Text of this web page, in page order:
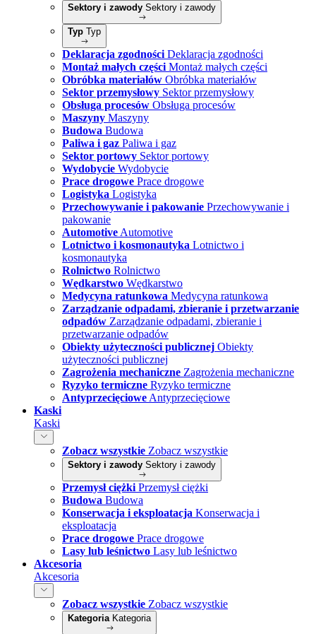
Sektory i zawody Sektory i zawody
Typ Typ
Deklaracja zgodności Deklaracja zgodności
Montaż małych części Montaż małych części
Obróbka materiałów Obróbka materiałów
Sektor przemysłowy Sektor przemysłowy
Obsługa procesów Obsługa procesów
Maszyny Maszyny
Budowa Budowa
Paliwa i gaz Paliwa i gaz
Sektor portowy Sektor portowy
Wydobycie Wydobycie
Prace drogowe Prace drogowe
Logistyka Logistyka
Przechowywanie i pakowanie Przechowywanie i
pakowanie
Automotive Automotive
Lotnictwo i kosmonautyka Lotnictwo i
kosmonautyka
Rolnictwo Rolnictwo
Wędkarstwo Wędkarstwo
Medycyna ratunkowa Medycyna ratunkowa
Zarządzanie odpadami, zbieranie i przetwarzanie
odpadów Zarządzanie odpadami, zbieranie i
przetwarzanie odpadów
Obiekty użyteczności publicznej Obiekty
użyteczności publicznej
Zagrożenia mechaniczne Zagrożenia mechaniczne
Ryzyko termiczne Ryzyko termiczne
Antyprzecięciowe Antyprzecięciowe
Kaski
Kaski
Zobacz wszystkie Zobacz wszystkie
Sektory i zawody Sektory i zawody
Przemysł ciężki Przemysł ciężki
Budowa Budowa
Konserwacja i eksploatacja Konserwacja i
eksploatacja
Prace drogowe Prace drogowe
Lasy lub leśnictwo Lasy lub leśnictwo
Akcesoria
Akcesoria
Zobacz wszystkie Zobacz wszystkie
Kategoria Kategoria